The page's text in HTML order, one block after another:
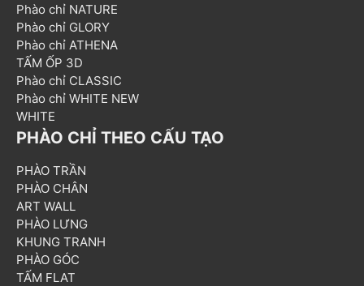
Phào chỉ NATURE
Phào chỉ GLORY
Phào chỉ ATHENA
TẤM ỐP 3D
Phào chỉ CLASSIC
Phào chỉ WHITE NEW
WHITE
PHÀO CHỈ THEO CẤU TẠO
PHÀO TRẦN
PHÀO CHÂN
ART WALL
PHÀO LƯNG
KHUNG TRANH
PHÀO GÓC
TẤM FLAT